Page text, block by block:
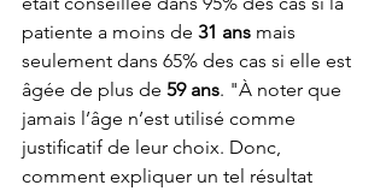
patiente a moins de 31 ans mais
seulement dans 65% des cas si elle est
âgée de plus de 59 ans. "À noter que
jamais l’âge n’est utilisé comme
justiﬁcatif de leur choix. Donc,
comment expliquer un tel résultat